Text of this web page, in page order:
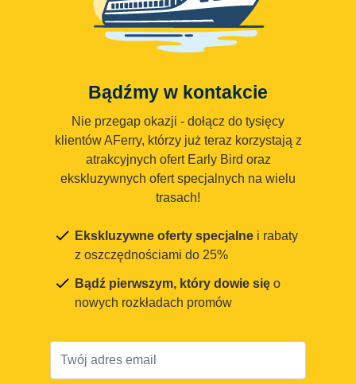
Bądźmy w kontakcie
Nie przegap okazji - dołącz do tysięcy
klientów AFerry, którzy już teraz korzystają z
atrakcyjnych ofert Early Bird oraz
ekskluzywnych ofert specjalnych na wielu
trasach!
Ekskluzywne oferty specjalne i rabaty
z oszczędnościami do 25%
Bądź pierwszym, który dowie się o
nowych rozkładach promów